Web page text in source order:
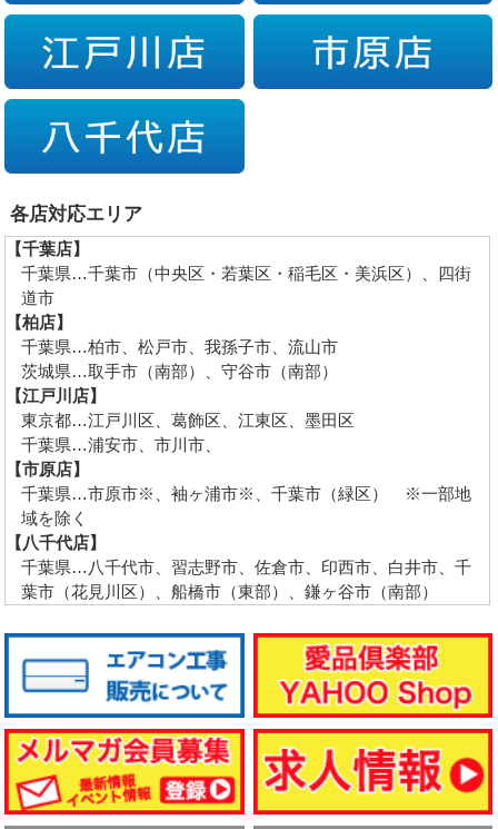
各店対応エリア
【千葉店】
千葉県…千葉市（中央区・若葉区・稲毛区・美浜区）、四街
道市
【柏店】
千葉県…柏市、松戸市、我孫子市、流山市
茨城県…取手市（南部）、守谷市（南部）
【江戸川店】
東京都…江戸川区、葛飾区、江東区、墨田区
千葉県…浦安市、市川市、
【市原店】
千葉県…市原市※、袖ヶ浦市※、千葉市（緑区） ※一部地
域を除く
【八千代店】
千葉県…八千代市、習志野市、佐倉市、印西市、白井市、千
葉市（花見川区）、船橋市（東部）、鎌ヶ谷市（南部）